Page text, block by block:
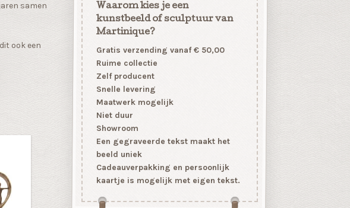
samen
ook een
Waarom kies je een
kunstbeeld of sculptuur van
Martinique?
Gratis verzending vanaf € 50,00
Ruime collectie
Zelf producent
Snelle levering
Maatwerk mogelijk
Niet duur
Showroom
Een gegraveerde tekst maakt het
beeld uniek
Cadeauverpakking en persoonlijk
kaartje is mogelijk met eigen tekst.